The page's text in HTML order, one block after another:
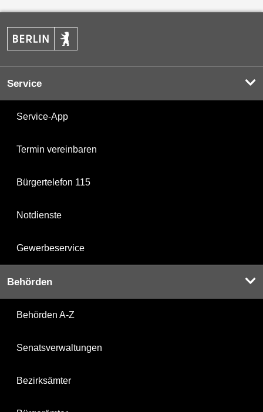
Service
Service-App
Termin vereinbaren
Bürgertelefon 115
Notdienste
Gewerbeservice
Behörden
Behörden A-Z
Senatsverwaltungen
Bezirksämter